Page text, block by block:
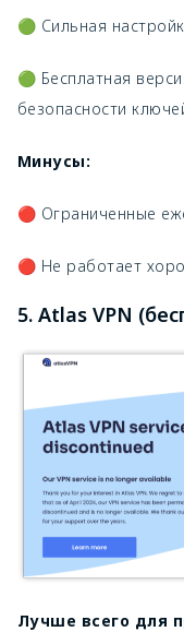
🟢 Сильная
🟢 Бесплатная
безопасности
Минусы:
🔴 Ограниченные
🔴 Не работает
5. Atlas VPN
Лучше всего для